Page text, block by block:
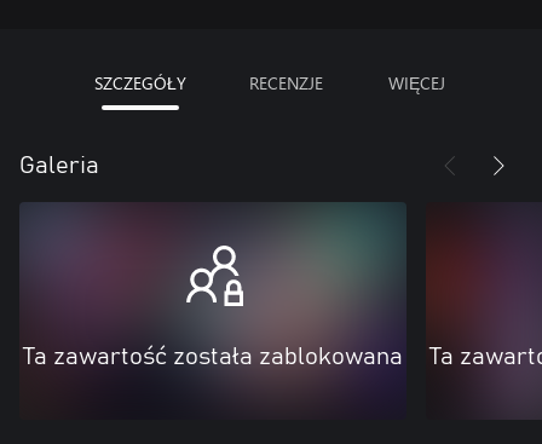
SZCZEGÓŁY RECENZJE WIĘCEJ
Galeria
Ta zawartość została zablokowana Ta